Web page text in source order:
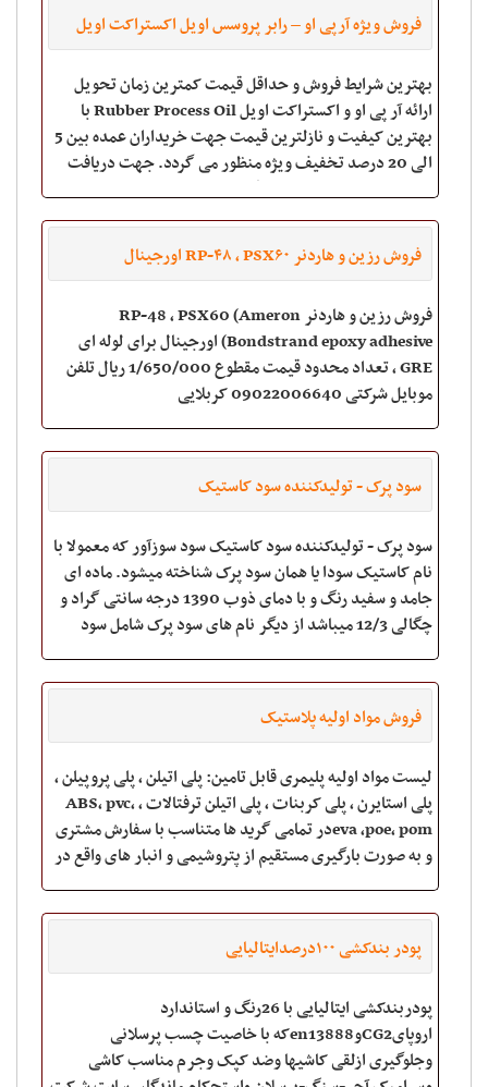
فروش ویژه آرپی او – رابر پروسس اویل اکستراکت اویل
بهترین شرایط فروش و حداقل قیمت کمترین زمان تحویل
ارائه آر پی او و اکستراکت اویل Rubber Process Oil با
بهترین کیفیت و نازلترین قیمت جهت خریداران عمده بین 5
الی 20 درصد تخفیف ویژه منظور می گردد. جهت دریافت
اطلاعات بیشتر با ما تماس بگیرید یا به ا
فروش رزین و هاردنر RP-۴۸ , PSX۶۰ اورجینال
فروش رزین و هاردنر RP-48 , PSX60 (Ameron
Bondstrand epoxy adhesive) اورجینال برای لوله ای
GRE , تعداد محدود قیمت مقطوع 1/650/000 ریال تلفن
موبایل شرکتی 09022006640 کربلایی
سود پرک - تولیدکننده سود کاستیک
سود پرک - تولیدکننده سود کاستیک سود سوزآور که معمولا با
نام کاستیک سودا یا همان سود پرک شناخته میشود. ماده ای
جامد و سفید رنگ و با دمای ذوب 1390 درجه سانتی گراد و
چگالی 12/3 میباشد از دیگر نام های سود پرک شامل سود
فروش مواد اولیه پلاستیک
لیست مواد اولیه پلیمری قابل تامین: پلی اتیلن ، پلی پروپیلن ،
پلی استایرن ، پلی کربنات ، پلی اتیلن ترفتالات ، ABS، pvc،
eva ،poe، pomدر تمامی گرید ها متناسب با سفارش مشتری
و به صورت بارگیری مستقیم از پتروشیمی و انبار های واقع در
پودر بندکشی ۱۰۰درصدایتالیایی
پودربندکشی ایتالیایی با 26رنگ و استاندارد
اروپایCG2وen13888که با خاصیت چسب پرسلانی
وجلوگیری ازلقی کاشیها وضد کپک وجرم مناسب کاشی